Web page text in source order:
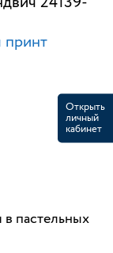
принт
пастельных
Открыть
личный
кабинет